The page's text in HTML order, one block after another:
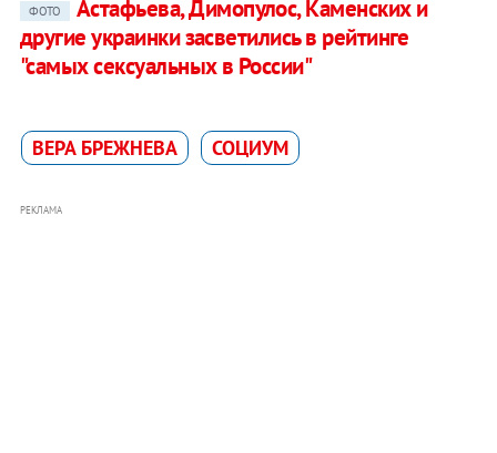
ФОТО
Астафьева, Димопулос, Каменских и
другие украинки засветились в рейтинге
"самых сексуальных в России"
ВЕРА БРЕЖНЕВА СОЦИУМ
РЕКЛАМА